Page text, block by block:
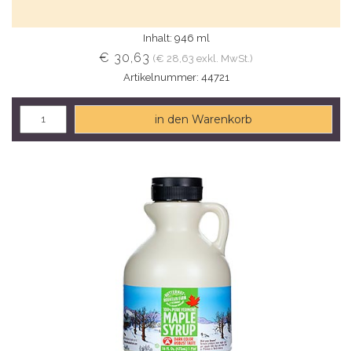
Inhalt: 946 ml
€ 30,63 (€ 28,63 exkl. MwSt.)
Artikelnummer: 44721
in den Warenkorb